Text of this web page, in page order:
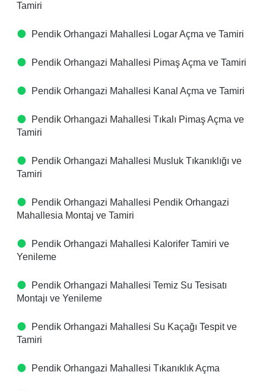
Tamiri
Pendik Orhangazi Mahallesi Logar Açma ve Tamiri
Pendik Orhangazi Mahallesi Pimaş Açma ve Tamiri
Pendik Orhangazi Mahallesi Kanal Açma ve Tamiri
Pendik Orhangazi Mahallesi Tıkalı Pimaş Açma ve
Tamiri
Pendik Orhangazi Mahallesi Musluk Tıkanıklığı ve
Tamiri
Pendik Orhangazi Mahallesi Pendik Orhangazi
Mahallesia Montaj ve Tamiri
Pendik Orhangazi Mahallesi Kalorifer Tamiri ve
Yenileme
Pendik Orhangazi Mahallesi Temiz Su Tesisatı
Montajı ve Yenileme
Pendik Orhangazi Mahallesi Su Kaçağı Tespit ve
Tamiri
Pendik Orhangazi Mahallesi Tıkanıklık Açma